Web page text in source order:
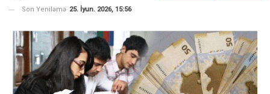
Son Yeniləmə 25. İyun. 2026, 15:56